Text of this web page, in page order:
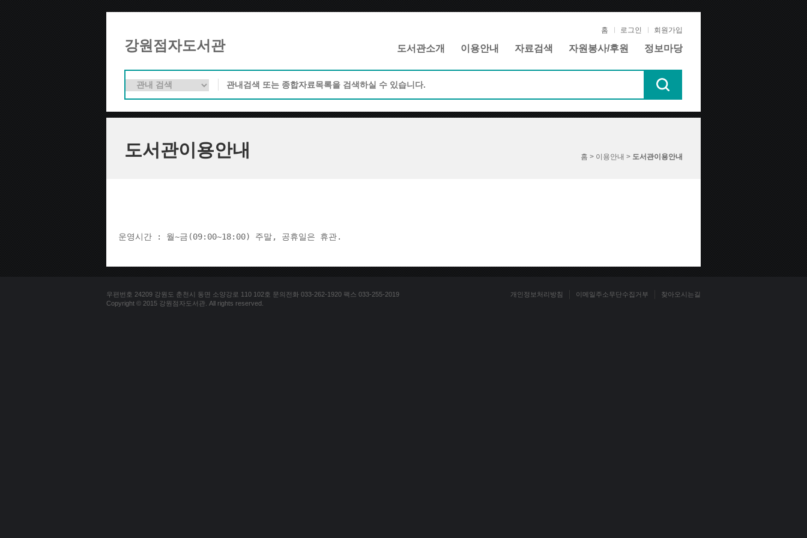
강원점자도서관
홈 로그인 회원가입
도서관소개 이용안내 자료검색 자원봉사/후원 정보마당
도서관이용안내 홈 > 이용안내 > 도서관이용안내
운영시간 : 월~금(09:00~18:00) 주말, 공휴일은 휴관.
우편번호 24209 강원도 춘천시 동면 소양강로 110 102호 문의전화 033-262-1920 팩스 033-255-2019
Copyright © 2015 강원점자도서관. All rights reserved.
개인정보처리방침 이메일주소무단수집거부 찾아오시는길